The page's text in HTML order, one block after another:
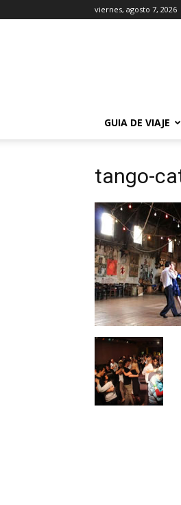
viernes, agosto 7, 2026
GUIA DE VIAJE
tango-